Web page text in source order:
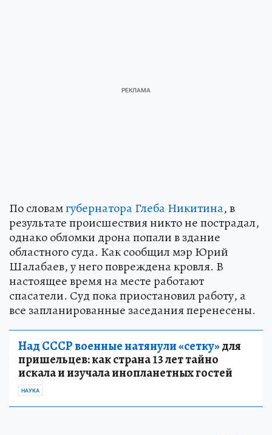
По словамгубернатора Глеба Никитина, в
результате происшествия никто не пострадал,
однако обломки дрона попали в здание
областного суда. Как сообщил мэр Юрий
Шалабаев, у него повреждена кровля. В
настоящее время на месте работают
спасатели. Суд пока приостановил работу, а
все запланированные заседания перенесены.
Над СССР военные натянули «сетку»для
пришельцев: как страна 13 лет тайно
искала и изучала инопланетных гостей
НАУКА